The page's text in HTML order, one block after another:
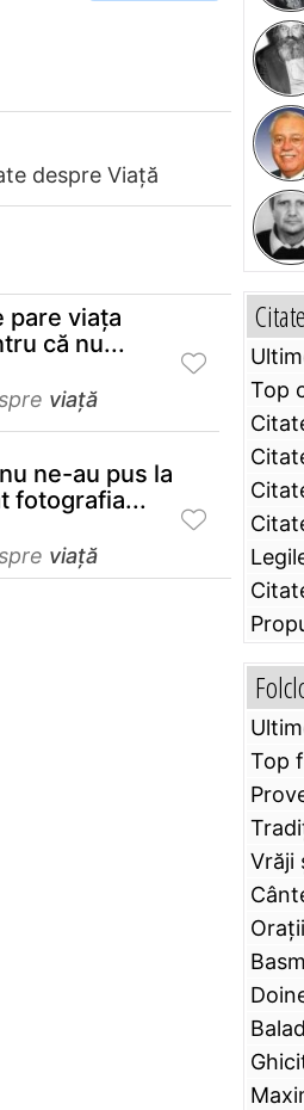
despre Viață
pare viaţa
că nu...
viață
ne-au pus la
fotografia...
viață
Top
Top
Vrăji